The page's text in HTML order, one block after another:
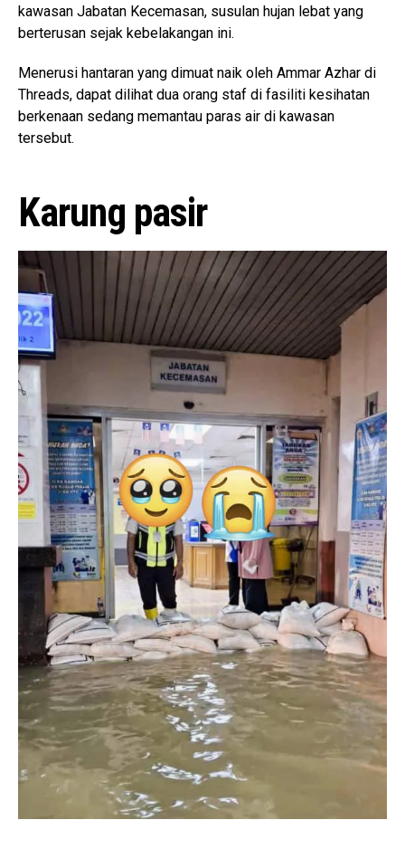
kawasan Jabatan Kecemasan, susulan hujan lebat yang
berterusan sejak kebelakangan ini.
Menerusi hantaran yang dimuat naik oleh Ammar Azhar di
Threads, dapat dilihat dua orang staf di fasiliti kesihatan
berkenaan sedang memantau paras air di kawasan
tersebut.
Karung pasir